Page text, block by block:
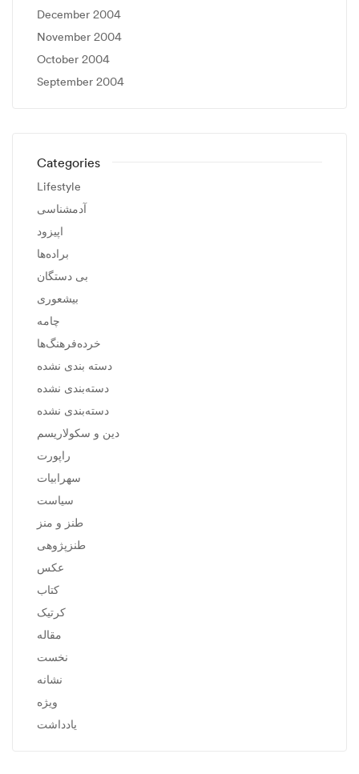
December 2004
November 2004
October 2004
September 2004
Categories
Lifestyle
آدمشناسی
اپیزود
براده‌ها
بی دستگان
بیشعوری
چامه
خرده‌فرهنگ‌ها
دسته بندی نشده
دسته‌بندی نشده
دسته‌بندی نشده
دین و سکولاریسم
راپورت
سهرابیات
سیاست
طنز و منز
طنزپژوهی
عکس
کتاب
کرتیک
مقاله
نخست
نشانه
ویژه
یادداشت